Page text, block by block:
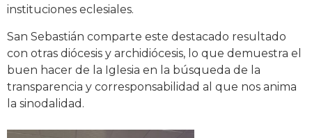
instituciones eclesiales.
San Sebastián comparte este destacado resultado
con otras diócesis y archidiócesis, lo que demuestra el
buen hacer de la Iglesia en la búsqueda de la
transparencia y corresponsabilidad al que nos anima
la sinodalidad.